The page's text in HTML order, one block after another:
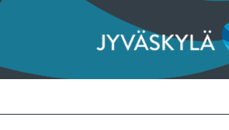
Siirry
Siirry